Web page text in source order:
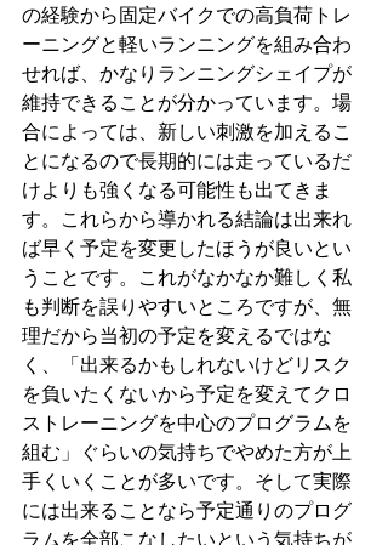
の経験から固定バイクでの高負荷トレ
ーニングと軽いランニングを組み合わ
せれば、かなりランニングシェイプが
維持できることが分かっています。場
合によっては、新しい刺激を加えるこ
とになるので長期的には走っているだ
けよりも強くなる可能性も出てきま
す。これらから導かれる結論は出来れ
ば早く予定を変更したほうが良いとい
うことです。これがなかなか難しく私
も判断を誤りやすいところですが、無
理だから当初の予定を変えるではな
く、「出来るかもしれないけどリスク
を負いたくないから予定を変えてクロ
ストレーニングを中心のプログラムを
組む」ぐらいの気持ちでやめた方が上
手くいくことが多いです。そして実際
には出来ることなら予定通りのプログ
ラムを全部こなしたいという気持ちが